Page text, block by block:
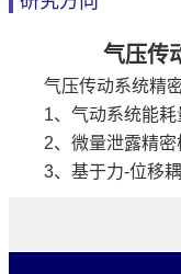
气压传
气压传动系统精
1、气动系统能
2、微量泄露精
3、基于力-位移